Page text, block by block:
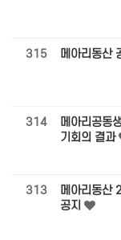
315 메아리동산
314
메아리공동
기회의 결과
313
메아리동산
공지